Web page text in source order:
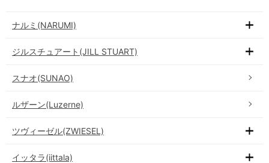
ナルミ(NARUMI)
ジルスチュアート(JILL STUART)
スナオ(SUNAO)
ルザーン(Luzerne)
ツヴィーゼル(ZWIESEL)
イッタラ(iittala)